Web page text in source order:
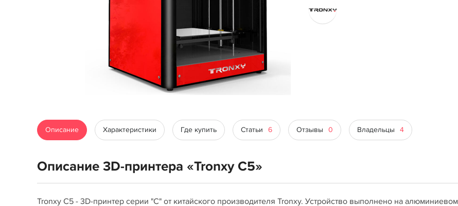
Описание Характеристики Где купить Статьи 6 Отзывы 0 Владельцы 4
Описание 3D-принтера «Tronxy C5»
Tronxy C5 - 3D-принтер серии "С" от китайского производителя Tronxy. Устройство выполнено на алюминиевом